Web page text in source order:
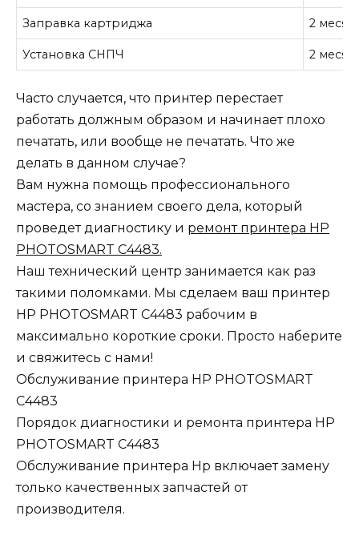
Заправка картриджа 2
Установка СНПЧ 2
Часто случается, что принтер перестает
работать должным образом и начинает плохо
печатать, или вообще не печатать. Что же
делать в данном случае?
Вам нужна помощь профессионального
мастера, со знанием своего дела, который
проведет диагностику и ремонт принтера HP
PHOTOSMART C4483.
Наш технический центр занимается как раз
такими поломками. Мы сделаем ваш принтер
HP PHOTOSMART C4483 рабочим в
максимально короткие сроки. Просто наберите
и свяжитесь с нами!
Обслуживание принтера HP PHOTOSMART
C4483
Порядок диагностики и ремонта принтера HP
PHOTOSMART C4483
Обслуживание принтера Hp включает замену
только качественных запчастей от
производителя.